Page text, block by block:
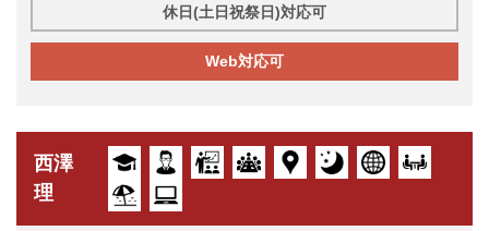
休日(土日祝祭日)対応可
Web対応可
西澤
理